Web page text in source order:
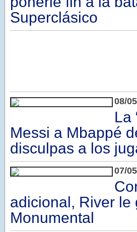
Superclásico
08/
La
Messi a Mbappé
disculpas a los
07/
adicional, River le
Monumental